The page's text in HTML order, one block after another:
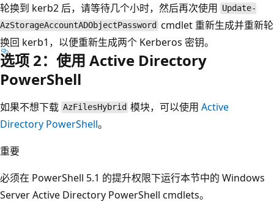
轮换到 kerb2 后，请等待几个小时，然后再次使用 Update-
AzStorageAccountADObjectPassword cmdlet 重新生成并重新轮
换回 kerb1，以便重新生成两个 Kerberos 密钥。
选项 2：使用 Active Directory
PowerShell
如果不想下载 AzFilesHybrid 模块，可以使用Active
Directory PowerShell。
重要
必须在 PowerShell 5.1 的提升权限下运行本节中的 Windows
Server Active Directory PowerShell cmdlets。